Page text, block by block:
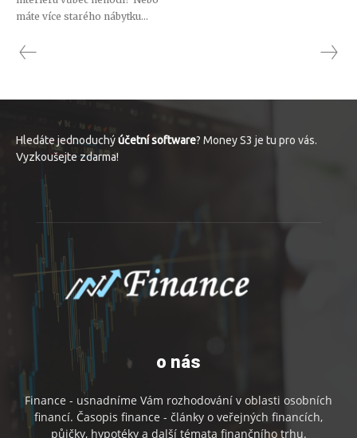
máte více starého nábytku...
Hledáte jednoduchýúčetní software? Money S3 je tu pro vás.
Vyzkoušejte zdarma!
o nás
Finance - usnadníme Vám rozhodování v oblasti osobních
financí. Časopis finance - články o veřejných financích,
půjčky, hypotéky a další témata finančního trhu.